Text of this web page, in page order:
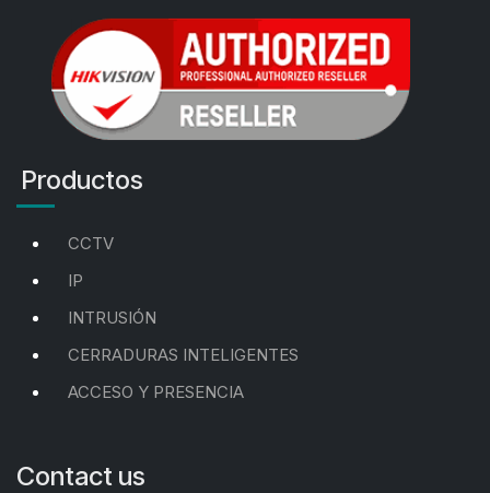
Productos
CCTV
IP
INTRUSIÓN
CERRADURAS INTELIGENTES
ACCESO Y PRESENCIA
Contact us